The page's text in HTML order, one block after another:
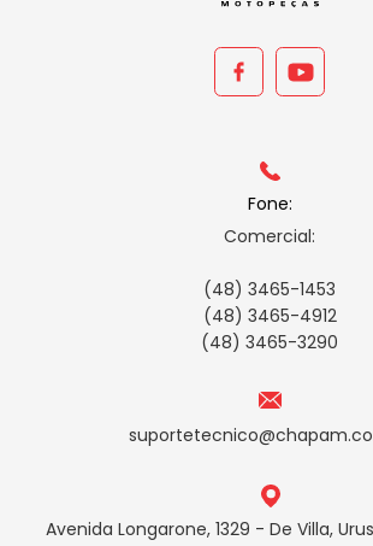
Fone:
Comercial:
(48) 3465-1453
(48) 3465-4912
(48) 3465-3290
Avenida Longarone, 1329 - De Villa,